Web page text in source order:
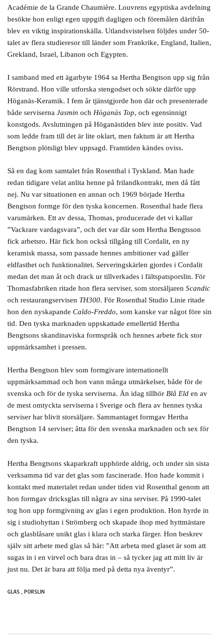
Académie de la Grande Chaumière. Louvrens egyptiska avdelning
besökte hon enligt egen uppgift dagligen och föremålen därifrån
blev en viktig inspirationskälla. Utlandsvistelsen följdes under 50-
talet av flera studieresor till länder som Frankrike, England, Italien,
Grekland, Israel, Libanon och Egypten.
I samband med ett ägarbyte 1964 sa Hertha Bengtson upp sig från
Rörstrand. Hon ville utforska stengodset och sökte därför upp
Höganäs-Keramik. I fem år tjänstgjorde hon där och presenterade
både serviserna Jasmin och Höganäs Top, och egensinnigt
konstgods. Avslutningen på Höganästiden blev inte positiv. Vad
som ledde fram till det är lite oklart, men faktum är att Hertha
Bengtson plötsligt blev uppsagd. Framtiden kändes oviss.
Så en dag kom samtalet från Rosenthal i Tyskland. Man hade
redan tidigare velat anlita henne på frilandkontrakt, men då fått
nej. Nu var situationen en annan och 1969 började Hertha
Bengtson formge för den tyska koncernen. Rosenthal hade flera
varumärken. Ett av dessa, Thomas, producerade det vi kallar
”Vackrare vardagsvara”, och det var där som Hertha Bengtsson
fick arbetsro. Här fick hon också tillgång till Cordalit, en ny
keramisk massa, som passade hennes ambitioner vad gäller
eldfasthet och funktionalitet. Serveringskärlen gjordes i Cordalit
medan det man åt och drack ur tillverkades i fältspatsporslin. För
Thomasfabriken ritade hon flera serviser, som storsäljaren Scandic
och restaurangservisen TH300. För Rosenthal Studio Linie ritade
hon den nyskapande Caldo-Freddo, som kanske var något före sin
tid. Den tyska marknaden uppskattade emellertid Hertha
Bengtsons skandinaviska formspråk och hennes arbete fick stor
uppmärksamhet i pressen.
Hertha Bengtson blev som formgivare internationellt
uppmärksammad och hon vann många utmärkelser, både för de
svenska och för de tyska serviserna. Än idag tillhör Blå Eld en av
de mest omtyckta serviserna i Sverige och flera av hennes tyska
serviser har blivit storsäljare. Sammantaget formgav Hertha
Bengtson 14 serviser; åtta för den svenska marknaden och sex för
den tyska.
Hertha Bengtsons skaparkraft upphörde aldrig, och under sin sista
verksamma tid var det glas som fascinerade. Hon hade kommit i
kontakt med materialet redan under tiden vid Rosenthal genom att
hon formgav dricksglas till några av sina serviser. På 1990-talet
tog hon upp formgivning av glas i egen produktion. Hon hyrde in
sig i studiohyttan i Strömberg och skapade ihop med hyttmästare
och glasblåsare unikt glas i klara och starka färger. Hon beskrev
själv sitt arbete med glas så här: ”Att arbeta med glaset är som att
sugas in i en virvel och bara dras in – så tycker jag att mitt liv är
just nu. Det är bara att följa med på detta nya äventyr”.
GLAS PORSLIN